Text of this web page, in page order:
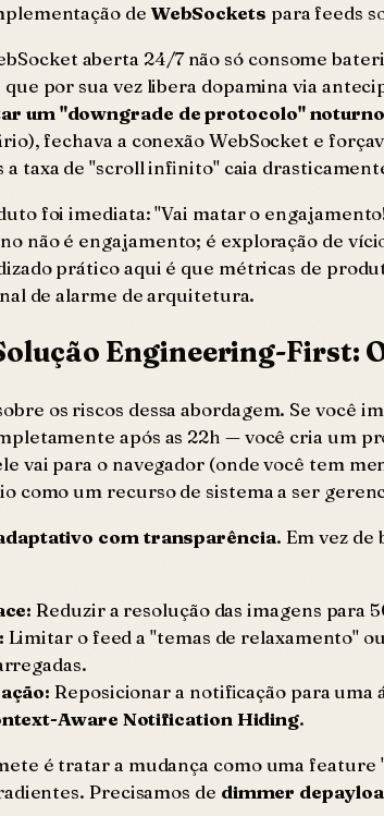
deWebSockets para feeds
aberta 24/7 não só consome
por sua vez libera dopamina via
um "downgrade de protocolo" noturno
fechava a conexão WebSocket e
a taxa de "scroll infinito" caia
foi imediata: "Vai matar o
não é engajamento; é exploração de
prático aqui é que métricas de
de alarme de arquitetura.
Engineering-First:
os riscos dessa abordagem. Se você
após as 22h — você cria um
vai para o navegador (onde você tem
como um recurso de sistema a ser
com transparência. Em vez
Reduzir a resolução das imagens para
Limitar o feed a "temas de relaxamento"
Reposicionar a notificação para
Aware Notification Hiding.
é tratar a mudança como uma
Precisamos de dimmer